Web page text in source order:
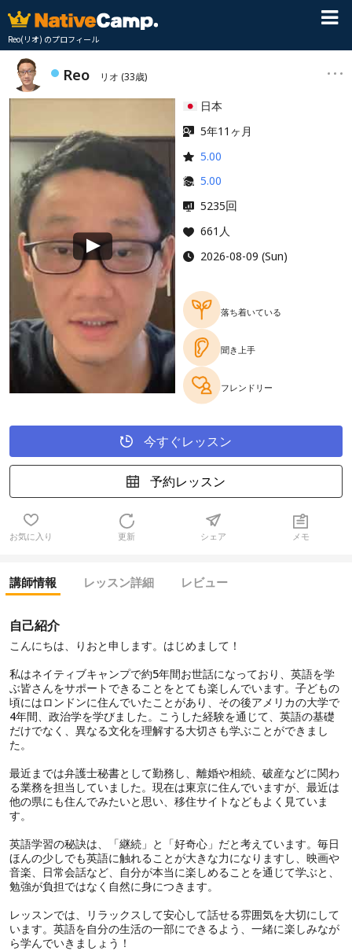
Reo(リオ) のプロフィール
Reo リオ (33歳)
日本
5年11ヶ月
5.00
5.00
5235回
661人
2026-08-09 (Sun)
落ち着いている
聞き上手
フレンドリー
今すぐレッスン
予約レッスン
お気に入り 更新 シェア メモ
講師情報 レッスン詳細 レビュー
自己紹介
こんにちは、りおと申します。はじめまして！
私はネイティブキャンプで約5年間お世話になっており、英語を学
ぶ皆さんをサポートできることをとても楽しんでいます。子どもの
頃にはロンドンに住んでいたことがあり、その後アメリカの大学で
4年間、政治学を学びました。こうした経験を通じて、英語の基礎
だけでなく、異なる文化を理解する大切さも学ぶことができまし
た。
最近までは弁護士秘書として勤務し、離婚や相続、破産などに関わ
る業務を担当していました。現在は東京に住んでいますが、最近は
他の県にも住んでみたいと思い、移住サイトなどもよく見ていま
す。
英語学習の秘訣は、「継続」と「好奇心」だと考えています。毎日
ほんの少しでも英語に触れることが大きな力になりますし、映画や
音楽、日常会話など、自分が本当に楽しめることを通じて学ぶと、
勉強が負担ではなく自然に身につきます。
レッスンでは、リラックスして安心して話せる雰囲気を大切にして
います。英語を自分の生活の一部にできるよう、一緒に楽しみなが
ら学んでいきましょう！